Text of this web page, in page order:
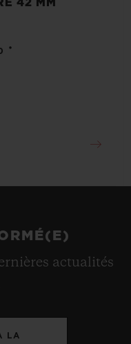
42 MM
•
actualités
LA